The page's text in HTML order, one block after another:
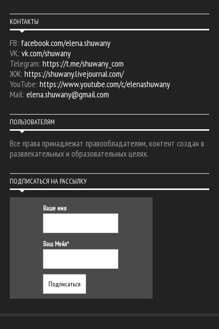
КОНТАКТЫ
FB: facebook.com/elena.shuwany
VK: vk.com/shuwany
Telegram: https://t.me/shuwany_com
ЖЖ: https://shuwany.livejournal.com/
YouTube: https://www.youtube.com/c/elenashuwany
Mail: elena.shuwany@gmail.com
ПОЛЬЗОВАТЕЛЯМ
Все права принадлежат правообладателям, контент создан в
развлекательных и образовательных целях.
ПОДПИСАТЬСЯ НА РАССЫЛКУ
Ваше имя
Ваш Мейл*